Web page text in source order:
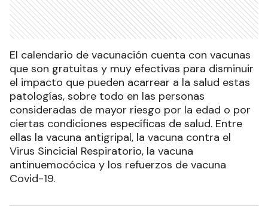
El calendario de vacunación cuenta con vacunas
que son gratuitas y muy efectivas para disminuir
el impacto que pueden acarrear a la salud estas
patologías, sobre todo en las personas
consideradas de mayor riesgo por la edad o por
ciertas condiciones específicas de salud. Entre
ellas la vacuna antigripal, la vacuna contra el
Virus Sincicial Respiratorio, la vacuna
antinuemocócica y los refuerzos de vacuna
Covid-19.